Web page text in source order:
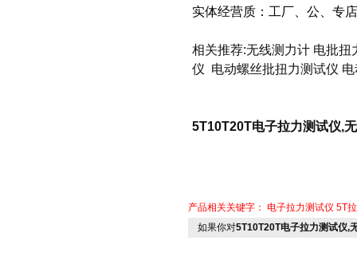
实体经营质：工厂、公、专
相关推荐:无线测力计 电批扭
仪 电动螺丝批扭力测试仪
5T10T20T电子拉力测试仪,
产品相关关键字： 电子拉力测试仪 5T
如果你对5T10T20T电子拉力测试仪,